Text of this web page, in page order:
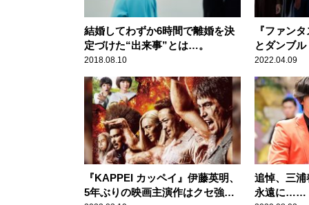
結婚してわずか6時間で離婚を決
定づけた“出来事”とは…。
2018.08.10
『ファン
とダンブ
ビシリーズ
2022.04.09
『KAPPEI カッペイ』伊藤英明、
5年ぶりの映画主演作はクセ強す
追悼、三
永遠に……